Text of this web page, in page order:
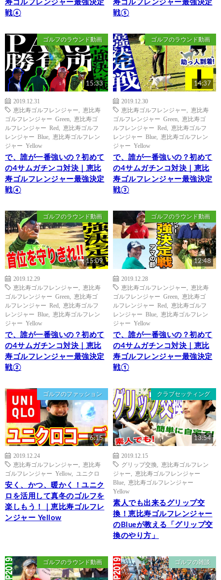
寿ゴルフレンジャー最強決定
戦⑥
寿ゴルフレンジャー最強決定
戦⑤
ゴルフのラウンド動画
15:33
2019.12.31
恵比寿ゴルフレンジャー
恵比寿
ゴルフレンジャー Green
恵比寿ゴ
ルフレンジャー Red
恵比寿ゴルフ
レンジャー Blue
恵比寿ゴルフレン
ジャー Yellow
で、誰が一番強いの？初めて
の4サムガチンコ対決｜恵比
寿ゴルフレンジャー最強決定
戦④
ゴルフのラウンド動画
14:37
2019.12.30
恵比寿ゴルフレンジャー
恵比寿
ゴルフレンジャー Green
恵比寿ゴ
ルフレンジャー Red
恵比寿ゴルフ
レンジャー Blue
恵比寿ゴルフレン
ジャー Yellow
で、誰が一番強いの？初めて
の4サムガチンコ対決｜恵比
寿ゴルフレンジャー最強決定
戦③
ゴルフのラウンド動画
15:09
2019.12.29
恵比寿ゴルフレンジャー
恵比寿
ゴルフレンジャー Green
恵比寿ゴ
ルフレンジャー Red
恵比寿ゴルフ
レンジャー Blue
恵比寿ゴルフレン
ジャー Yellow
で、誰が一番強いの？初めて
の4サムガチンコ対決｜恵比
寿ゴルフレンジャー最強決定
戦②
ゴルフのラウンド動画
12:48
2019.12.28
恵比寿ゴルフレンジャー
恵比寿
ゴルフレンジャー Green
恵比寿ゴ
ルフレンジャー Red
恵比寿ゴルフ
レンジャー Blue
恵比寿ゴルフレン
ジャー Yellow
で、誰が一番強いの？初めて
の4サムガチンコ対決｜恵比
寿ゴルフレンジャー最強決定
戦①
ゴルフのファッション
6:15
2019.12.24
恵比寿ゴルフレンジャー
恵比寿
ゴルフレンジャー Yellow, ユニクロ
安く、かつ、暖かく！ユニク
ロを活用して真冬のゴルフを
楽しもう！｜恵比寿ゴルフレ
ンジャー Yellow
クラブセッティング
13:54
2019.12.15
グリップ交換
恵比寿ゴルフレン
ジャー
恵比寿ゴルフレンジャー
Blue
恵比寿ゴルフレンジャー
Yellow
素人でも出来るグリップ交
換！恵比寿ゴルフレンジャー
のBlueが教える「グリップ交
換のやり方」
ゴルフのラウンド動画 ゴルフの雑談